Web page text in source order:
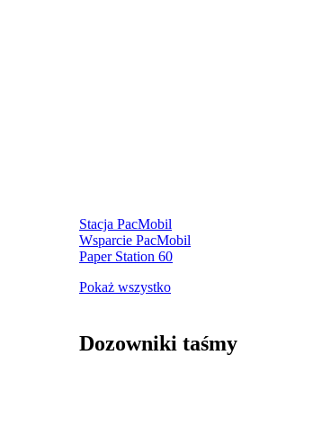
Stacja PacMobil
Wsparcie PacMobil
Paper Station 60
Pokaż wszystko
Dozowniki taśmy